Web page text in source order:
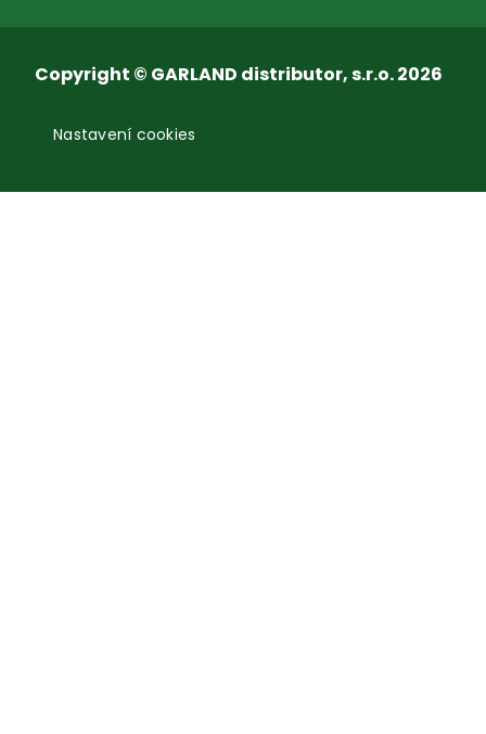
Copyright © GARLAND distributor, s.r.o. 2026
Nastavení cookies